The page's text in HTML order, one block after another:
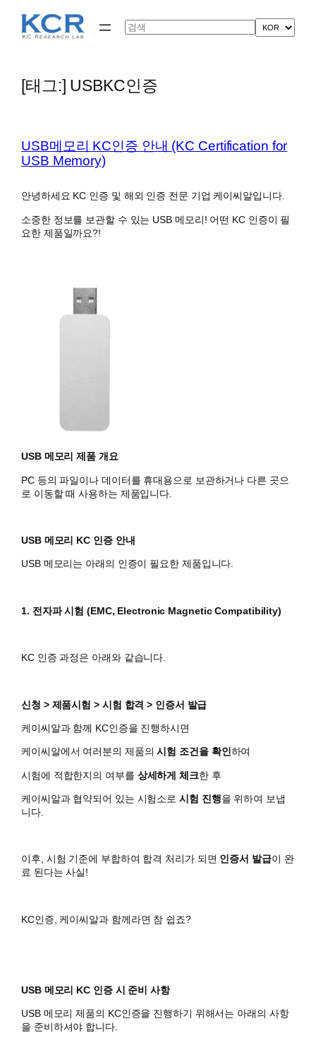
Search
[태그:] USBKC인증
USB메모리 KC인증 안내 (KC Certification for
USB Memory)
안녕하세요 KC 인증 및 해외 인증 전문 기업 케이씨알입니다.
소중한 정보를 보관할 수 있는 USB 메모리! 어떤 KC 인증이 필
요한 제품일까요?!
USB 메모리 제품 개요
PC 등의 파일이나 데이터를 휴대용으로 보관하거나 다른 곳으
로 이동할 때 사용하는 제품입니다.
USB 메모리 KC 인증 안내
USB 메모리는 아래의 인증이 필요한 제품입니다.
1. 전자파 시험 (EMC, Electronic Magnetic Compatibility)
KC 인증 과정은 아래와 같습니다.
신청 > 제품시험 > 시험 합격 > 인증서 발급
케이씨알과 함께 KC인증을 진행하시면
​케이씨알에서 여러분의 제품의시험 조건을 확인하여
시험에 적합한지의 여부를 상세하게 체크한 후
케이씨알과 협약되어 있는 시험소로시험 진행을 위하여 보냅
니다.
이후, 시험 기준에 부합하여 합격 처리가 되면 인증서 발급이 완
료 된다는 사실!
KC인증, 케이씨알과 함께라면 참 쉽죠?
USB 메모리 KC 인증 시 준비 사항
USB 메모리 제품의 KC인증을 진행하기 위해서는 아래의 사항
을 준비하셔야 합니다.